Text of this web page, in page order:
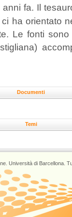
fa. Il
ha orientato
Le fonti
Documenti
Temi
Università di Barcellona.